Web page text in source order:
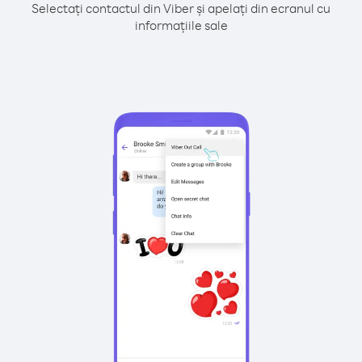
Selectați contactul din Viber și apelați din ecranul cu
informațiile sale